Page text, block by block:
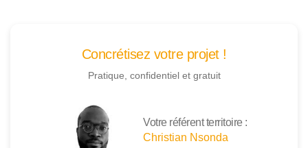
Concrétisez votre projet !
Pratique, confidentiel et gratuit
Votre référent territoire :
Christian Nsonda